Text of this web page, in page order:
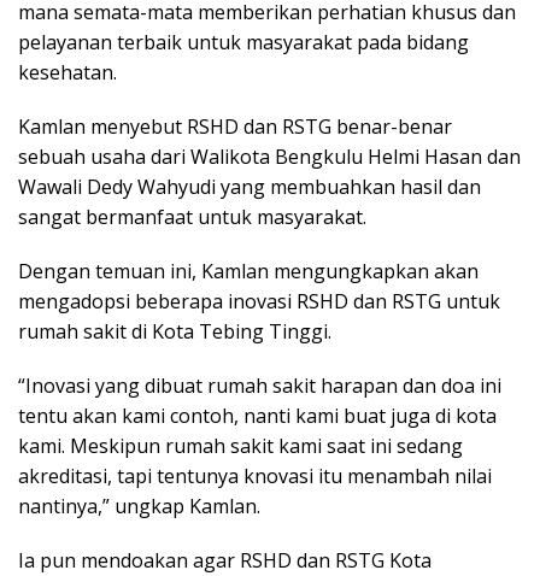
mana semata-mata memberikan perhatian khusus dan
pelayanan terbaik untuk masyarakat pada bidang
kesehatan.
Kamlan menyebut RSHD dan RSTG benar-benar
sebuah usaha dari Walikota Bengkulu Helmi Hasan dan
Wawali Dedy Wahyudi yang membuahkan hasil dan
sangat bermanfaat untuk masyarakat.
Dengan temuan ini, Kamlan mengungkapkan akan
mengadopsi beberapa inovasi RSHD dan RSTG untuk
rumah sakit di Kota Tebing Tinggi.
“Inovasi yang dibuat rumah sakit harapan dan doa ini
tentu akan kami contoh, nanti kami buat juga di kota
kami. Meskipun rumah sakit kami saat ini sedang
akreditasi, tapi tentunya knovasi itu menambah nilai
nantinya,” ungkap Kamlan.
Ia pun mendoakan agar RSHD dan RSTG Kota